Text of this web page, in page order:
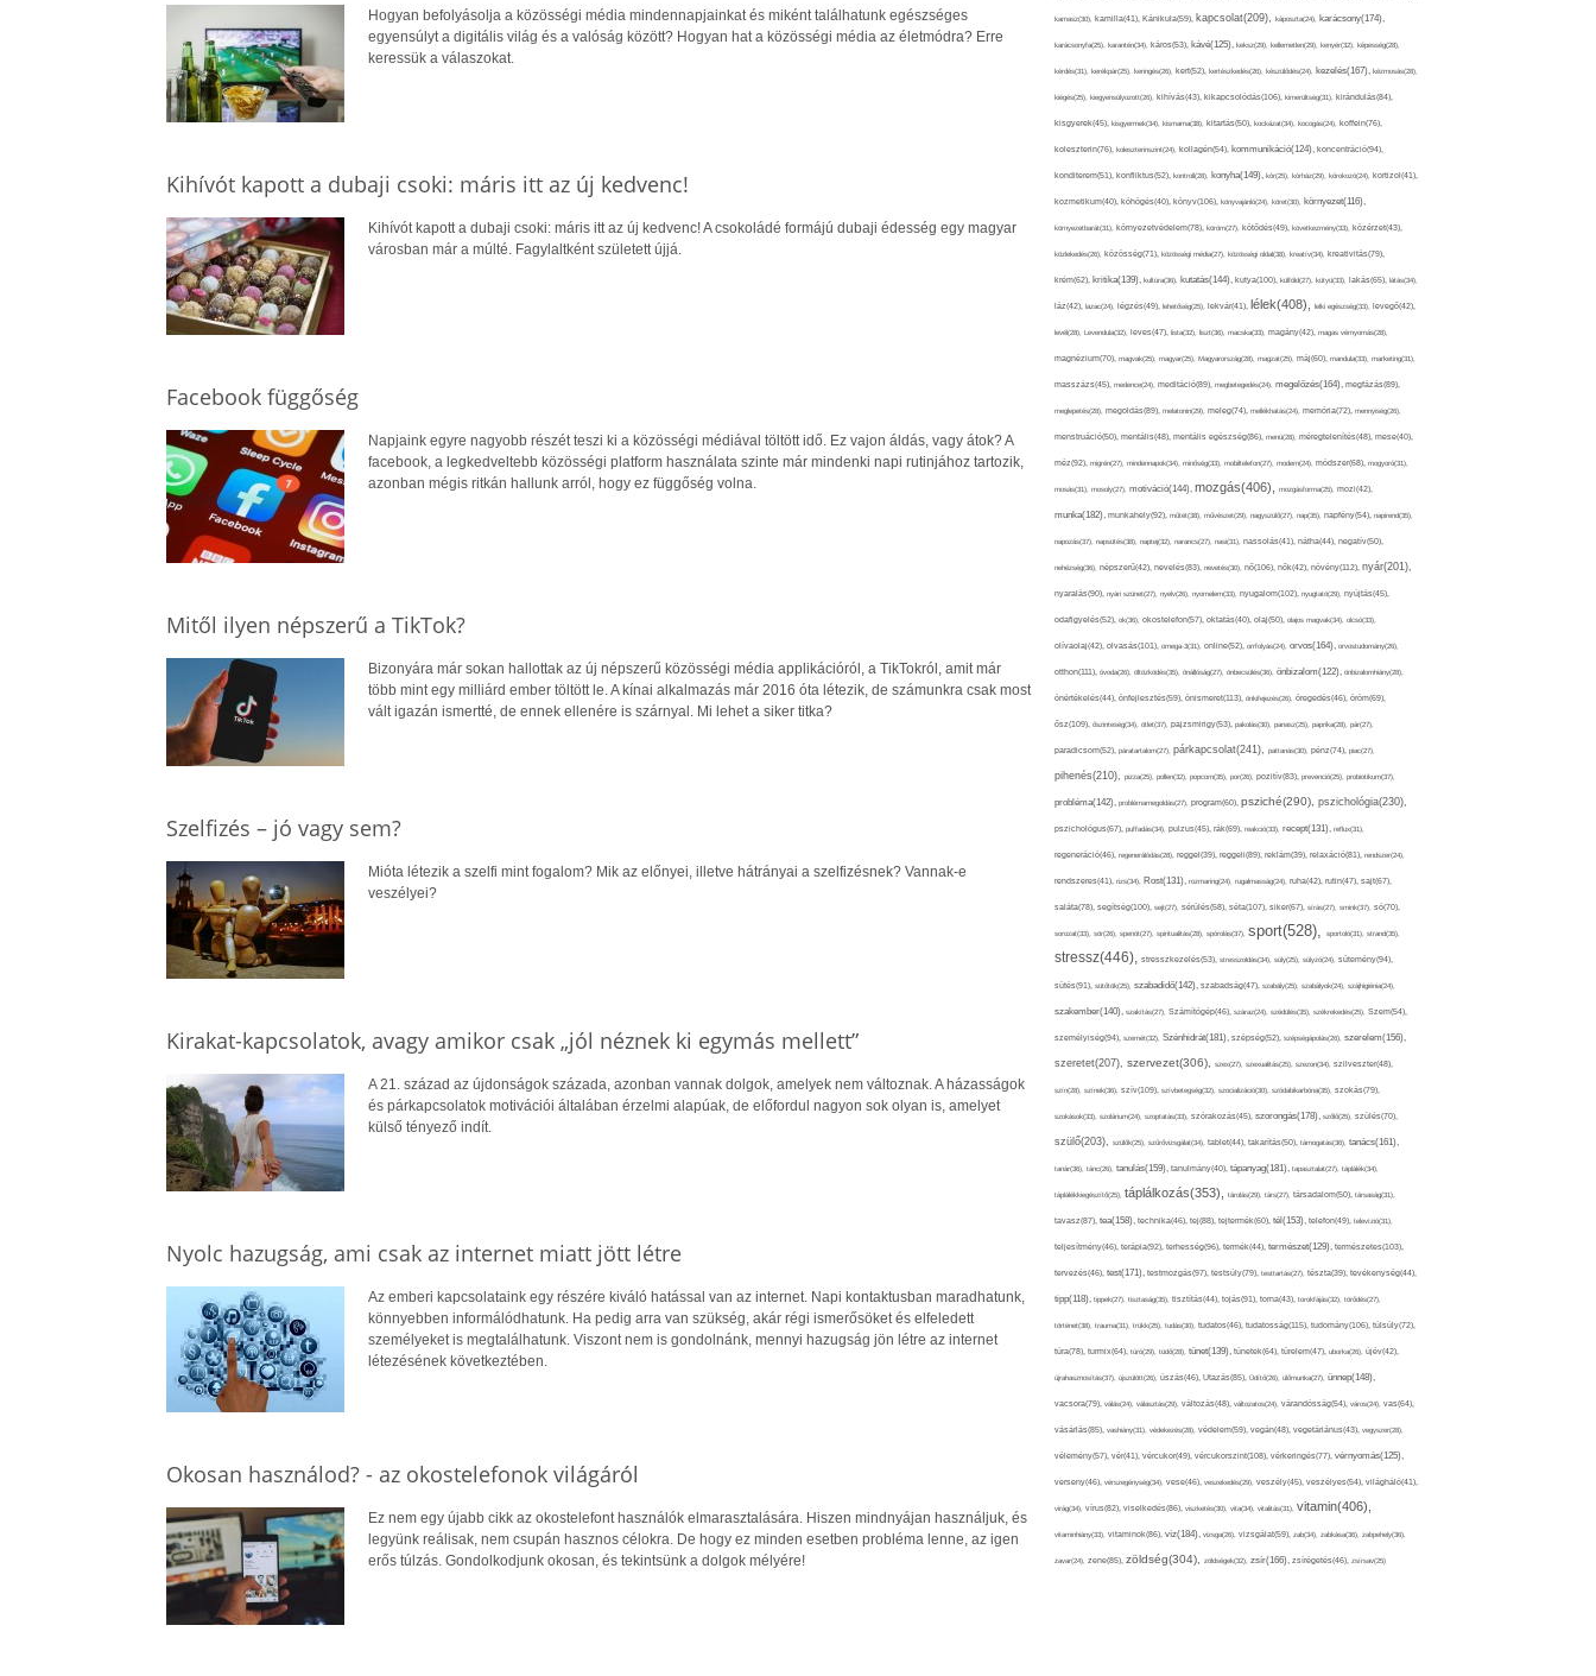
Hogyan befolyásolja a közösségi média mindennapjainkat és miként találhatunk egészséges
egyensúlyt a digitális világ és a valóság között? Hogyan hat a közösségi média az életmódra? Erre
keressük a válaszokat.
Kihívót kapott a dubaji csoki: máris itt az új kedvenc!
Kihívót kapott a dubaji csoki: máris itt az új kedvenc! A csokoládé formájú dubaji édesség egy magyar
városban már a múlté. Fagylaltként született újjá.
Facebook függőség
Napjaink egyre nagyobb részét teszi ki a közösségi médiával töltött idő. Ez vajon áldás, vagy átok? A
facebook, a legkedveltebb közösségi platform használata szinte már mindenki napi rutinjához tartozik,
azonban mégis ritkán hallunk arról, hogy ez függőség volna.
Mitől ilyen népszerű a TikTok?
Bizonyára már sokan hallottak az új népszerű közösségi média applikációról, a TikTokról, amit már
több mint egy milliárd ember töltött le. A kínai alkalmazás már 2016 óta létezik, de számunkra csak most
vált igazán ismertté, de ennek ellenére is szárnyal. Mi lehet a siker titka?
Szelfizés – jó vagy sem?
Mióta létezik a szelfi mint fogalom? Mik az előnyei, illetve hátrányai a szelfizésnek? Vannak-e
veszélyei?
Kirakat-kapcsolatok, avagy amikor csak „jól néznek ki egymás mellett”
A 21. század az újdonságok százada, azonban vannak dolgok, amelyek nem változnak. A házasságok
és párkapcsolatok motivációi általában érzelmi alapúak, de előfordul nagyon sok olyan is, amelyet
külső tényező indít.
Nyolc hazugság, ami csak az internet miatt jött létre
Az emberi kapcsolataink egy részére kiváló hatással van az internet. Napi kontaktusban maradhatunk,
könnyebben informálódhatunk. Ha pedig arra van szükség, akár régi ismerősöket és elfeledett
személyeket is megtalálhatunk. Viszont nem is gondolnánk, mennyi hazugság jön létre az internet
létezésének következtében.
Okosan használod? - az okostelefonok világáról
Ez nem egy újabb cikk az okostelefont használók elmarasztalására. Hiszen mindnyájan használjuk, és
legyünk reálisak, nem csupán hasznos célokra. De hogy ez minden esetben probléma lenne, az igen
erős túlzás. Gondolkodjunk okosan, és tekintsünk a dolgok mélyére!
kamasz(30), kamilla(41), Kánikula(59), kapcsolat(209), káposzta(24), karácsony(174),
karácsonyfa(25), karantén(34), káros(53), kávé(125), keksz(29), kellemetlen(29), kenyér(32), képesség(28),
kérdés(31), kerékpár(25), keringés(26), kert(52), kertészkedés(26), készülődés(24), kezelés(167), kézmosás(28),
kiégés(25), kiegyensúlyozott(26), kihívás(43), kikapcsolódás(106), kimerültség(31), kirándulás(84),
kisgyerek(45), kisgyermek(34), kismama(38), kitartás(50), kockázat(34), kocogás(24), koffein(76),
koleszterin(76), koleszterinszint(24), kollagén(54), kommunikáció(124), koncentráció(94),
konditerem(51), konfliktus(52), kontroll(28), konyha(149), kór(25), kórház(29), kórokozó(24), kortizol(41),
kozmetikum(40), köhögés(40), könyv(106), könyvajánló(24), köret(30), környezet(116),
környezetbarát(31), környezetvédelem(78), köröm(27), kötődés(49), következmény(33), közérzet(43),
közlekedés(26), közösség(71), közösségi média(27), közösségi oldal(38), kreatív(34), kreativitás(79),
krém(62), kritika(139), kultúra(36), kutatás(144), kutya(100), külföld(27), kütyü(33), lakás(65), látás(34),
láz(42), lazac(24), légzés(49), lehetőség(25), lekvár(41), lélek(408), lelki egészség(33), levegő(42),
levél(28), Levendula(32), leves(47), lista(32), liszt(36), macska(33), magány(42), magas vérnyomás(28),
magnézium(70), magvak(25), magyar(25), Magyarország(28), magzat(25), máj(60), mandula(33), marketing(31),
masszázs(45), medence(24), meditáció(89), megbetegedés(24), megelőzés(164), megfázás(89),
meglepetés(28), megoldás(89), melatonin(29), meleg(74), mellékhatás(24), memória(72), mennyiség(26),
menstruáció(50), mentális(48), mentális egészség(86), menü(28), méregtelenítés(48), mese(40),
méz(92), migrén(27), mindennapok(34), minőség(33), mobiltelefon(27), modern(24), módszer(68), mogyoró(31),
mosás(31), mosoly(27), motiváció(144), mozgás(406), mozgásforma(25), mozi(42),
munka(182), munkahely(92), műtét(38), művészet(29), nagyszülő(27), nap(35), napfény(54), napirend(35),
napozás(37), napsütés(38), naptej(32), narancs(27), nasi(31), nassolás(41), nátha(44), negatív(50),
nehézség(36), népszerű(42), nevelés(83), nevetés(30), nő(106), nők(42), növény(112), nyár(201),
nyaralás(90), nyári szünet(27), nyelv(26), nyomelem(33), nyugalom(102), nyugtató(29), nyújtás(45),
odafigyelés(52), ok(36), okostelefon(57), oktatás(40), olaj(50), olajos magvak(34), olcsó(33),
olívaolaj(42), olvasás(101), omega-3(31), online(52), orrfolyás(24), orvos(164), orvostudomány(26),
otthon(111), óvoda(26), öltözködés(35), önállóság(27), önbecsülés(36), önbizalom(122), önbizalomhiány(28),
önértékelés(44), önfejlesztés(59), önismeret(113), önkifejezés(26), öregedés(46), öröm(69),
ősz(109), őszinteség(34), ötlet(37), pajzsmirigy(53), pakolás(30), panasz(25), paprika(28), pár(27),
paradicsom(52), páratartalom(27), párkapcsolat(241), pattanás(30), pénz(74), piac(27),
pihenés(210), pizza(25), pollen(32), popcorn(35), por(26), pozitív(83), prevenció(25), probiotikum(37),
probléma(142), problémamegoldás(27), program(60), psziché(290), pszichológia(230),
pszichológus(67), puffadás(34), pulzus(45), rák(69), reakció(33), recept(131), reflux(31),
regeneráció(46), regenerálódás(28), reggel(39), reggeli(89), reklám(39), relaxáció(81), rendszer(24),
rendszeres(41), rizs(34), Rost(131), rozmaring(24), rugalmasság(24), ruha(42), rutin(47), sajt(67),
saláta(78), segítség(100), sejt(27), sérülés(58), séta(107), siker(67), sírás(27), smink(37), só(70),
sorozat(33), sör(26), spenót(27), spiritualitás(28), spórolás(37), sport(528), sportoló(31), strand(35),
stressz(446), stresszkezelés(53), stresszoldás(34), súly(25), súlyzó(24), sütemény(94),
sütés(91), sütőtök(25), szabadidő(142), szabadság(47), szabály(25), szabályok(24), szájhigiénia(24),
szakember(140), szakítás(27), Számítógép(46), száraz(24), szédülés(35), székrekedés(25), Szem(54),
személyiség(94), szemét(32), Szénhidrát(181), szépség(52), szépségápolás(26), szerelem(156),
szeretet(207), szervezet(306), szex(27), szexualitás(25), szezon(34), szilveszter(48),
szín(28), színek(36), szív(109), szívbetegség(32), szocializáció(30), szódabikarbóna(35), szokás(79),
szokások(33), szolárium(24), szoptatás(33), szórakozás(45), szorongás(178), szőlő(25), szülés(70),
szülő(203), szülők(25), szűrővizsgálat(34), tablet(44), takarítás(50), támogatás(36), tanács(161),
tanár(36), tánc(26), tanulás(159), tanulmány(40), tápanyag(181), tapasztalat(27), táplálék(34),
táplálékkiegészítő(25), táplálkozás(353), tárolás(29), társ(27), társadalom(50), társaság(31),
tavasz(87), tea(158), technika(46), tej(88), tejtermék(60), tél(153), telefon(49), televízió(31),
teljesítmény(46), terápia(92), terhesség(96), termék(44), természet(129), természetes(103),
tervezés(46), test(171), testmozgás(97), testsúly(79), testtartás(27), tészta(39), tevékenység(44),
tipp(118), tippek(27), tisztaság(35), tisztítás(44), tojás(91), torna(43), torokfájás(32), törődés(27),
történet(38), trauma(31), trükk(25), tudás(30), tudatos(46), tudatosság(115), tudomány(106), túlsúly(72),
túra(78), turmix(64), túró(29), tüdő(28), tünet(139), tünetek(64), türelem(47), uborka(26), újév(42),
újrahasznosítás(37), újszülött(26), úszás(46), Utazás(85), Üdítő(26), ülőmunka(27), ünnep(148),
vacsora(79), válás(24), választás(29), változás(48), változatos(24), várandósság(54), város(24), vas(64),
vásárlás(85), vashiány(31), védekezés(28), védelem(59), vegán(48), vegetáriánus(43), vegyszer(28),
vélemény(57), vér(41), vércukor(49), vércukorszint(108), vérkeringés(77), vérnyomás(125),
verseny(46), vérszegénység(34), vese(46), veszekedés(29), veszély(45), veszélyes(54), világháló(41),
virág(34), vírus(82), viselkedés(86), viszketés(30), vita(34), vitalitás(31), vitamin(406),
vitaminhiány(33), vitaminok(86), víz(184), vizsga(26), vizsgálat(59), zab(34), zabkása(36), zabpehely(36),
zavar(24), zene(85), zöldség(304), zöldségek(32), zsír(166), zsírégetés(46), zsírsav(25)